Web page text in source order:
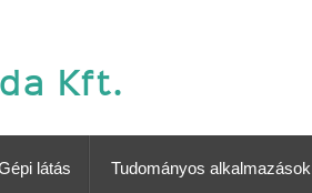
Kft.
látás Tudományos alkalmazások